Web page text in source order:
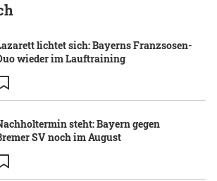
lichtet sich: Bayerns Franzsosen-
wieder im Lauftraining
steht: Bayern gegen
SV noch im August